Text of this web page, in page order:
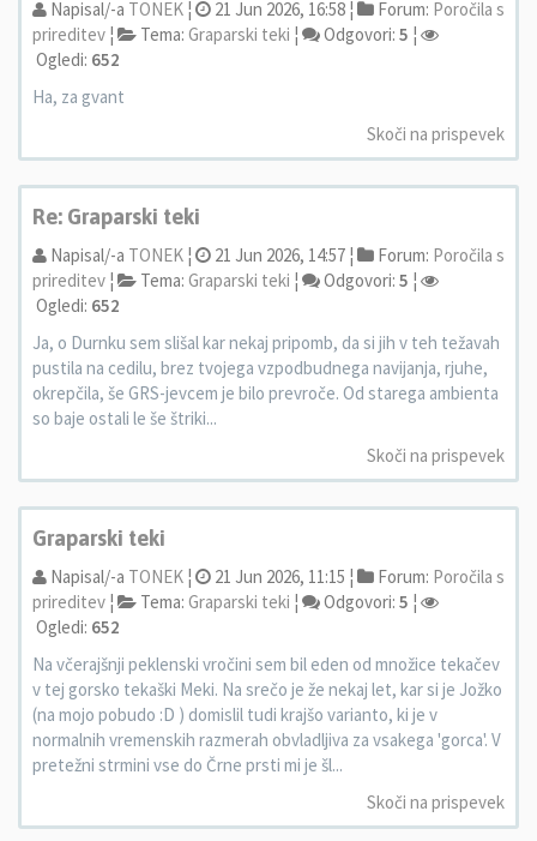
Napisal/-a TONEK ¦ 21 Jun 2026, 16:58 ¦ Forum: Poročila s
prireditev ¦ Tema: Graparski teki ¦ Odgovori: 5 ¦
Ogledi: 652
Ha, za gvant
Skoči na prispevek
Re: Graparski teki
Napisal/-a TONEK ¦ 21 Jun 2026, 14:57 ¦ Forum: Poročila s
prireditev ¦ Tema: Graparski teki ¦ Odgovori: 5 ¦
Ogledi: 652
Ja, o Durnku sem slišal kar nekaj pripomb, da si jih v teh težavah
pustila na cedilu, brez tvojega vzpodbudnega navijanja, rjuhe,
okrepčila, še GRS-jevcem je bilo prevroče. Od starega ambienta
so baje ostali le še štriki...
Skoči na prispevek
Graparski teki
Napisal/-a TONEK ¦ 21 Jun 2026, 11:15 ¦ Forum: Poročila s
prireditev ¦ Tema: Graparski teki ¦ Odgovori: 5 ¦
Ogledi: 652
Na včerajšnji peklenski vročini sem bil eden od množice tekačev
v tej gorsko tekaški Meki. Na srečo je že nekaj let, kar si je Jožko
(na mojo pobudo :D ) domislil tudi krajšo varianto, ki je v
normalnih vremenskih razmerah obvladljiva za vsakega 'gorca'. V
pretežni strmini vse do Črne prsti mi je šl...
Skoči na prispevek